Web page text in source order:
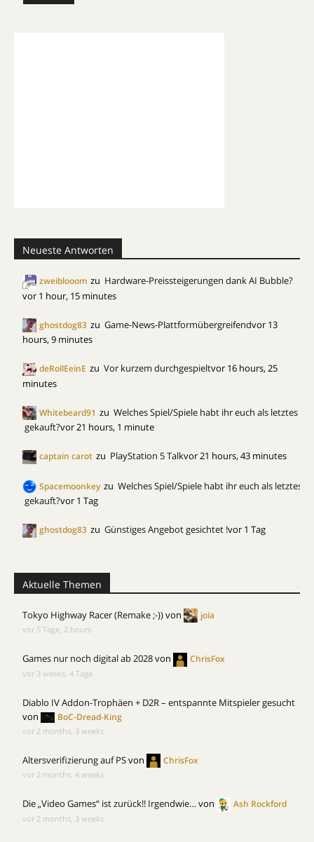
Neueste Antworten
zweiblooom zu Hardware-Preissteigerungen dank AI Bubble?
vor 1 hour, 15 minutes
ghostdog83 zu Game-News-Plattformübergreifendvor 13
hours, 9 minutes
deRollEeinE zu Vor kurzem durchgespieltvor 16 hours, 25
minutes
Whitebeard91 zu Welches Spiel/Spiele habt ihr euch als letztes
gekauft?vor 21 hours, 1 minute
captain carot zu PlayStation 5 Talkvor 21 hours, 43 minutes
Spacemoonkey zu Welches Spiel/Spiele habt ihr euch als letztes
gekauft?vor 1 Tag
ghostdog83 zu Günstiges Angebot gesichtet !vor 1 Tag
Aktuelle Themen
Tokyo Highway Racer (Remake ;-))von joia
vor 5 Tage, 2 hours
Games nur noch digital ab 2028von ChrisFox
vor 3 weeks, 4 Tage
Diablo IV Addon-Trophäen + D2R – entspannte Mitspieler gesucht
von
BoC-Dread-King
vor 2 months, 3 weeks
Altersverifizierung auf PSvon ChrisFox
vor 2 months, 4 weeks
Die „Video Games“ ist zurück!! Irgendwie…von Ash Rockford
vor 2 months, 3 weeks